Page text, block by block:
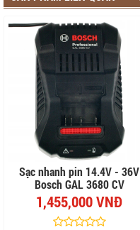
Sạc nhanh pin 14.4V - 36V
Bosch GAL 3680 CV
1,455,000 VNĐ